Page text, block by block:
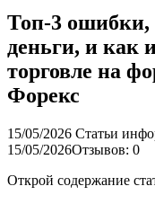
Топ-3 ошибки,
деньги, и как
торговле на
Форекс
15/05/2026 Статьи
15/05/2026Отзывов: 0
Открой содержание